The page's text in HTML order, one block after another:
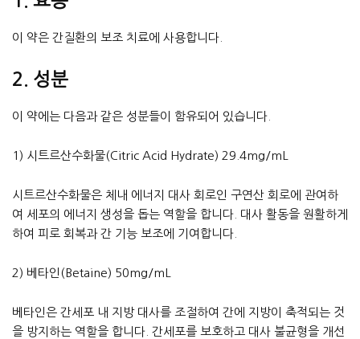
이 약은 간질환의 보조 치료에 사용합니다.
2. 성분
이 약에는 다음과 같은 성분들이 함유되어 있습니다.
1) 시트르산수화물(Citric Acid Hydrate) 29.4mg/mL
시트르산수화물은 체내 에너지 대사 회로인 구연산 회로에 관여하
여 세포의 에너지 생성을 돕는 역할을 합니다. 대사 활동을 원활하게
하여 피로 회복과 간 기능 보조에 기여합니다.
2) 베타인(Betaine) 50mg/mL
베타인은 간세포 내 지방 대사를 조절하여 간에 지방이 축적되는 것
을 방지하는 역할을 합니다. 간세포를 보호하고 대사 불균형을 개선